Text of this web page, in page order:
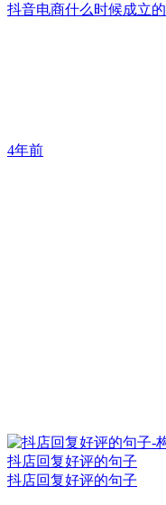
抖音电商什么时候成立的
4年前
抖店回复好评的句子
抖店回复好评的句子